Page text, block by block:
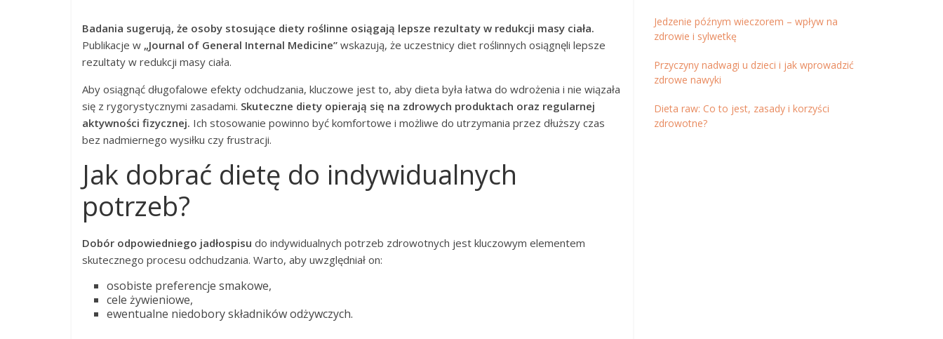
Badania sugerują, że osoby stosujące diety roślinne osiągają lepsze rezultaty w redukcji masy ciała.
Publikacje w „Journal of General Internal Medicine” wskazują, że uczestnicy diet roślinnych osiągnęli lepsze
rezultaty w redukcji masy ciała.
Aby osiągnąć długofalowe efekty odchudzania, kluczowe jest to, aby dieta była łatwa do wdrożenia i nie wiązała
się z rygorystycznymi zasadami. Skuteczne diety opierają się na zdrowych produktach oraz regularnej
aktywności fizycznej. Ich stosowanie powinno być komfortowe i możliwe do utrzymania przez dłuższy czas
bez nadmiernego wysiłku czy frustracji.
Jak dobrać dietę do indywidualnych
potrzeb?
Dobór odpowiedniego jadłospisu do indywidualnych potrzeb zdrowotnych jest kluczowym elementem
skutecznego procesu odchudzania. Warto, aby uwzględniał on:
osobiste preferencje smakowe,
cele żywieniowe,
ewentualne niedobory składników odżywczych.
Jedzenie późnym wieczorem – wpływ na
zdrowie i sylwetkę
Przyczyny nadwagi u dzieci i jak wprowadzić
zdrowe nawyki
Dieta raw: Co to jest, zasady i korzyści
zdrowotne?